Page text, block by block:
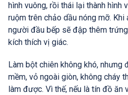
hình vuông, rồi thái lại thành hình
ruộm trên chảo dầu nóng mỡ.
người đầu bếp sẽ đập thêm
kích thích vị giác.
Làm bột chiên không khó, nhưng
mềm, vỏ ngoài giòn, không cháy
làm được. Vì thế, nếu là tín đồ